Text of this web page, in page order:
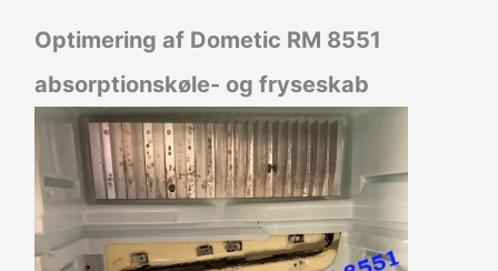
Optimering af Dometic RM 8551
absorptionskøle- og fryseskab